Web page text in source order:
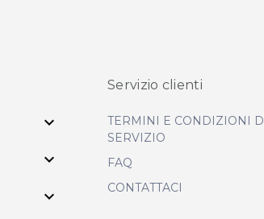
expand_more
expand_more
expand_more
Servizio clienti
TERMINI E CONDIZIONI
SERVIZIO
FAQ
CONTATTACI